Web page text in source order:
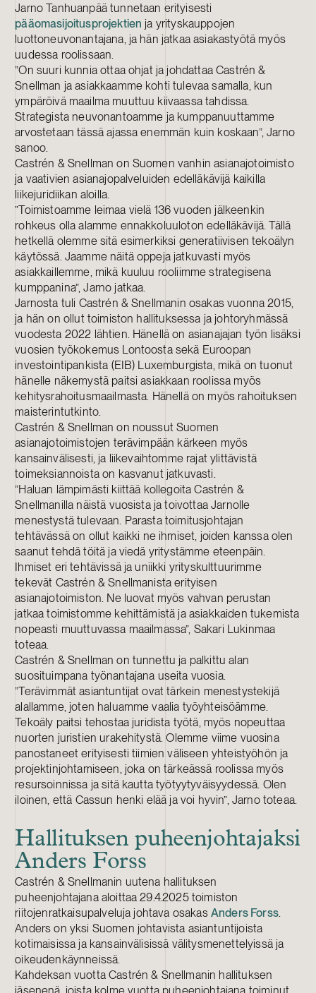
Jarno Tanhuanpää tunnetaan erityisesti
pääomasijoitusprojektien ja yrityskauppojen
luottoneuvonantajana, ja hän jatkaa asiakastyötä myös
uudessa roolissaan.
”On suuri kunnia ottaa ohjat ja johdattaa Castrén &
Snellman ja asiakkaamme kohti tulevaa samalla, kun
ympäröivä maailma muuttuu kiivaassa tahdissa.
Strategista neuvonantoamme ja kumppanuuttamme
arvostetaan tässä ajassa enemmän kuin koskaan”, Jarno
sanoo.
Castrén & Snellman on Suomen vanhin asianajotoimisto
ja vaativien asianajopalveluiden edelläkävijä kaikilla
liikejuridiikan aloilla.
”Toimistoamme leimaa vielä 136 vuoden jälkeenkin
rohkeus olla alamme ennakkoluuloton edelläkävijä. Tällä
hetkellä olemme sitä esimerkiksi generatiivisen tekoälyn
käytössä. Jaamme näitä oppeja jatkuvasti myös
asiakkaillemme, mikä kuuluu rooliimme strategisena
kumppanina”, Jarno jatkaa.
Jarnosta tuli Castrén & Snellmanin osakas vuonna 2015,
ja hän on ollut toimiston hallituksessa ja johtoryhmässä
vuodesta 2022 lähtien. Hänellä on asianajajan työn lisäksi
vuosien työkokemus Lontoosta sekä Euroopan
investointipankista (EIB) Luxemburgista, mikä on tuonut
hänelle näkemystä paitsi asiakkaan roolissa myös
kehitysrahoitusmaailmasta. Hänellä on myös rahoituksen
maisterintutkinto.
Castrén & Snellman on noussut Suomen
asianajotoimistojen terävimpään kärkeen myös
kansainvälisesti, ja liikevaihtomme rajat ylittävistä
toimeksiannoista on kasvanut jatkuvasti.
”Haluan lämpimästi kiittää kollegoita Castrén &
Snellmanilla näistä vuosista ja toivottaa Jarnolle
menestystä tulevaan. Parasta toimitusjohtajan
tehtävässä on ollut kaikki ne ihmiset, joiden kanssa olen
saanut tehdä töitä ja viedä yritystämme eteenpäin.
Ihmiset eri tehtävissä ja uniikki yrityskulttuurimme
tekevät Castrén & Snellmanista erityisen
asianajotoimiston. Ne luovat myös vahvan perustan
jatkaa toimistomme kehittämistä ja asiakkaiden tukemista
nopeasti muuttuvassa maailmassa”, Sakari Lukinmaa
toteaa.
Castrén & Snellman on tunnettu ja palkittu alan
suosituimpana työnantajana useita vuosia.
”Terävimmät asiantuntijat ovat tärkein menestystekijä
alallamme, joten haluamme vaalia työyhteisöämme.
Tekoäly paitsi tehostaa juridista työtä, myös nopeuttaa
nuorten juristien urakehitystä. Olemme viime vuosina
panostaneet erityisesti tiimien väliseen yhteistyöhön ja
projektinjohtamiseen, joka on tärkeässä roolissa myös
resursoinnissa ja sitä kautta työtyytyväisyydessä. Olen
iloinen, että Cassun henki elää ja voi hyvin”, Jarno toteaa.
Hallituksen puheenjohtajaksi
Anders Forss
Castrén & Snellmanin uutena hallituksen
puheenjohtajana aloittaa 29.4.2025 toimiston
riitojenratkaisupalveluja johtava osakas Anders Forss.
Anders on yksi Suomen johtavista asiantuntijoista
kotimaisissa ja kansainvälisissä välitysmenettelyissä ja
oikeudenkäynneissä.
Kahdeksan vuotta Castrén & Snellmanin hallituksen